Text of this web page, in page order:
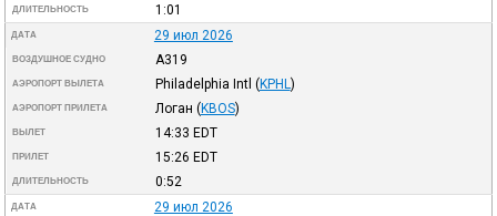
ДЛИТЕЛЬНОСТЬ 1:01
ДАТА 29 июл 2026
ВОЗДУШНОЕ СУДНО A319
АЭРОПОРТ ВЫЛЕТА Philadelphia Intl (KPHL )
АЭРОПОРТ ПРИЛЕТА Логан (KBOS)
ВЫЛЕТ 14:33 EDT
ПРИЛЕТ 15:26 EDT
ДЛИТЕЛЬНОСТЬ 0:52
ДАТА 29 июл 2026